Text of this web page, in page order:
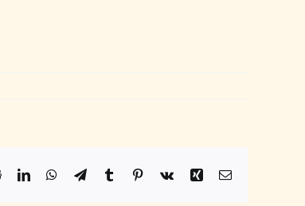
RedditLinkedInWhatsApp
TelegramTumblr Pinterest
Vk Xing Email